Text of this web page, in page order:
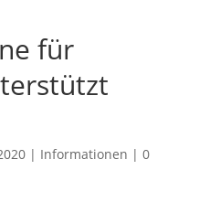
für
| Informationen | 0